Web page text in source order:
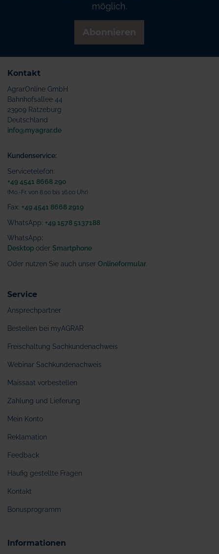
möglich.
Kontakt
AgrarOnline GmbH
Bahnhofsallee 44
23909 Ratzeburg
Deutschland
info@myagrar.de
Kundenservice:
Servicetelefon:
+49 4541 8668 290
(Mo.-Fr. von 8.00 bis 16.00 Uhr)
Fax: +49 4541 8668 2919
WhatsApp: +49 1578 5137188
WhatsApp:
Desktop oder Smartphone
Oder nutzen Sie auch unser Onlineformular
Service
Ansprechpartner
Bestellen bei myAGRAR
Freischaltung Sachkundenachweis
Webinar Sachkundenachweis
Maissaat vorbestellen
Zahlung und Lieferung
Mein Konto
Reklamation
Feedback
Häufig gestellte Fragen
Kontakt
Bonusprogramm
Informationen